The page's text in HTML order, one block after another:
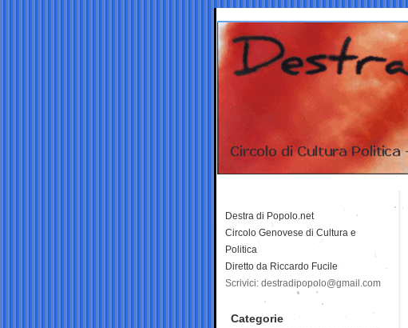
Destra di Popolo.net
Circolo Genovese di Cultura e
Politica
Diretto da Riccardo Fucile
Scrivici: destradipopolo@gmail.com
Categorie